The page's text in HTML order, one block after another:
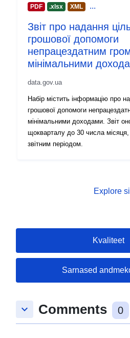
PDF
.xlsx XML ...
Звіт про надання
грошової допомоги
непрацездатним
мінімальними
data.gov.ua
Набір містить інформацію про
грошової допомоги
мінімальними доходами. Звіт
щокварталу до 30 числа місяця,
звітним періодом.
Explore
Kvaliteet
Sarnased
keyboard_arrow_down Comments 0